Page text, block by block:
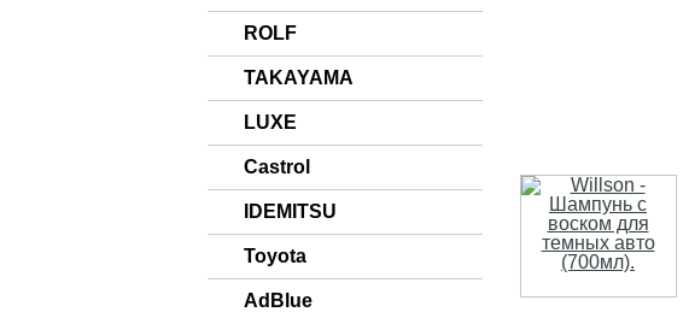
ROLF
TAKAYAMA
LUXE
Castrol
IDEMITSU
Toyota
AdBlue